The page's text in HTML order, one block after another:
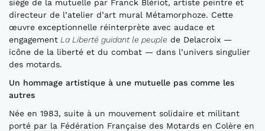
siège de la mutuelle par Franck Blériot, artiste peintre et
directeur de l’atelier d’art mural Métamorphoze. Cette
œuvre exceptionnelle réinterprète avec audace et
engagement La Liberté guidant le peuple de Delacroix —
icône de la liberté et du combat — dans l’univers singulier
des motards.
Un hommage artistique à une mutuelle pas comme les
autres
Née en 1983, suite à un mouvement solidaire et militant
porté par la Fédération Française des Motards en Colère en